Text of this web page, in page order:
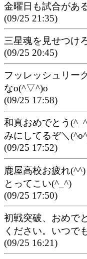
金曜日も試合があ
(09/25 21:35)
三星魂を見せつけ
(09/25 20:45)
フッレッシュリー
なo(^▽^)o
(09/25 17:58)
和真おめでとう
みにしてるぞ＼
(09/25 17:52)
鹿屋高校お疲れ
とってこい(^_^)
(09/25 17:50)
初戦突破、おめで
ください。いつで
(09/25 16:21)